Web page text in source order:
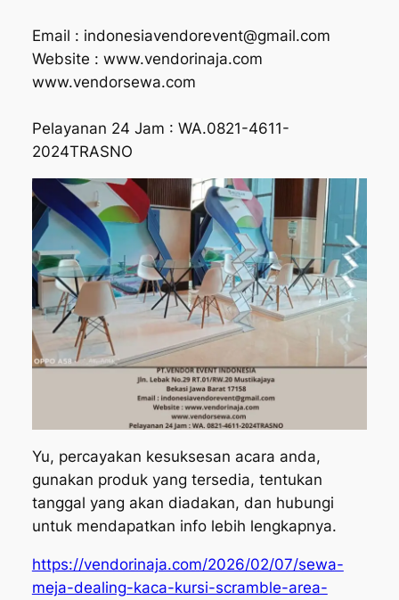
Email : indonesiavendorevent@gmail.com
Website : www.vendorinaja.com
www.vendorsewa.com
Pelayanan 24 Jam : WA.0821-4611-
2024TRASNO
Yu, percayakan kesuksesan acara anda,
gunakan produk yang tersedia, tentukan
tanggal yang akan diadakan, dan hubungi
untuk mendapatkan info lebih lengkapnya.
https://vendorinaja.com/2026/02/07/sewa-
meja-dealing-kaca-kursi-scramble-area-